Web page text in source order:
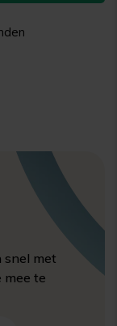
snel met
mee te